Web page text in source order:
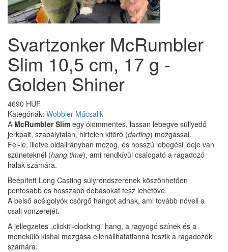
Svartzonker McRumbler
Slim 10,5 cm, 17 g -
Golden Shiner
4690 HUF
Kategóriák: Wobbler Műcsalik
A McRumbler Slim egy ólommentes, lassan lebegve süllyedő
jerkbait, szabálytalan, hirtelen kitörő (darting) mozgással.
Fel-le, illetve oldalirányban mozog, és hosszú lebegési ideje van
szüneteknél (hang time), ami rendkívül csalogató a ragadozó
halak számára.
Beépített Long Casting súlyrendszerének köszönhetően
pontosabb és hosszabb dobásokat tesz lehetővé.
A belső acélgolyók csörgő hangot adnak, ami tovább növeli a
csali vonzerejét.
A jellegzetes „clickiti-clocking” hang, a ragyogó színek és a
menekülő kishal mozgása ellenállhatatlanná teszik a ragadozók
számára.